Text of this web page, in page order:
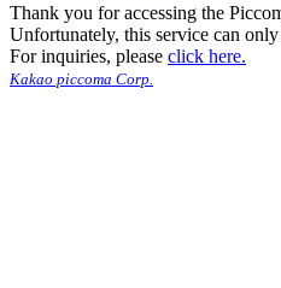
Thank you for accessing the
Unfortunately, this service can only
For inquiries, please click here.
Kakao piccoma Corp.